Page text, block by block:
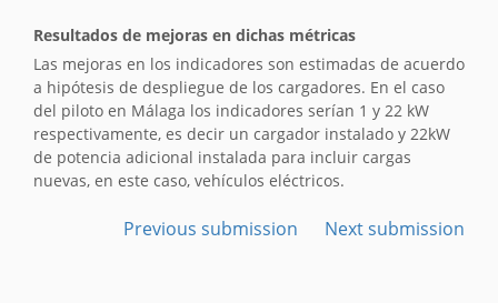
Resultados de mejoras en dichas métricas
Las mejoras en los indicadores son estimadas de acuerdo
a hipótesis de despliegue de los cargadores. En el caso
del piloto en Málaga los indicadores serían 1 y 22 kW
respectivamente, es decir un cargador instalado y 22kW
de potencia adicional instalada para incluir cargas
nuevas, en este caso, vehículos eléctricos.
Previous submission Next submission